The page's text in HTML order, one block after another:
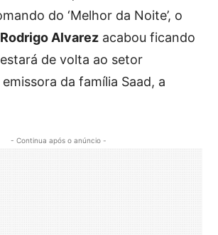
do ‘Melhor da Noite’, o
Rodrigo Alvarez acabou ficando
de volta ao setor
da família Saad, a
- Continua após o anúncio -